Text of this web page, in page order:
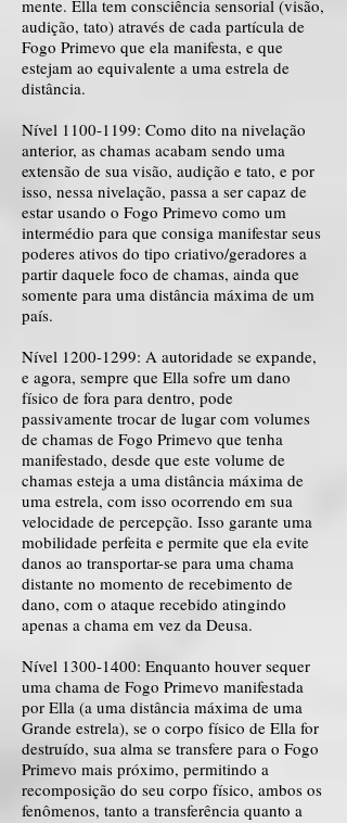
mente. Ella tem consciência sensorial (visão,
audição, tato) através de cada partícula de
Fogo Primevo que ela manifesta, e que
estejam ao equivalente a uma estrela de
distância.
Nível 1100-1199: Como dito na nivelação
anterior, as chamas acabam sendo uma
extensão de sua visão, audição e tato, e por
isso, nessa nivelação, passa a ser capaz de
estar usando o Fogo Primevo como um
intermédio para que consiga manifestar seus
poderes ativos do tipo criativo/geradores a
partir daquele foco de chamas, ainda que
somente para uma distância máxima de um
país.
Nível 1200-1299: A autoridade se expande,
e agora, sempre que Ella sofre um dano
físico de fora para dentro, pode
passivamente trocar de lugar com volumes
de chamas de Fogo Primevo que tenha
manifestado, desde que este volume de
chamas esteja a uma distância máxima de
uma estrela, com isso ocorrendo em sua
velocidade de percepção. Isso garante uma
mobilidade perfeita e permite que ela evite
danos ao transportar-se para uma chama
distante no momento de recebimento de
dano, com o ataque recebido atingindo
apenas a chama em vez da Deusa.
Nível 1300-1400: Enquanto houver sequer
uma chama de Fogo Primevo manifestada
por Ella (a uma distância máxima de uma
Grande estrela), se o corpo físico de Ella for
destruído, sua alma se transfere para o Fogo
Primevo mais próximo, permitindo a
recomposição do seu corpo físico, ambos os
fenômenos, tanto a transferência quanto a